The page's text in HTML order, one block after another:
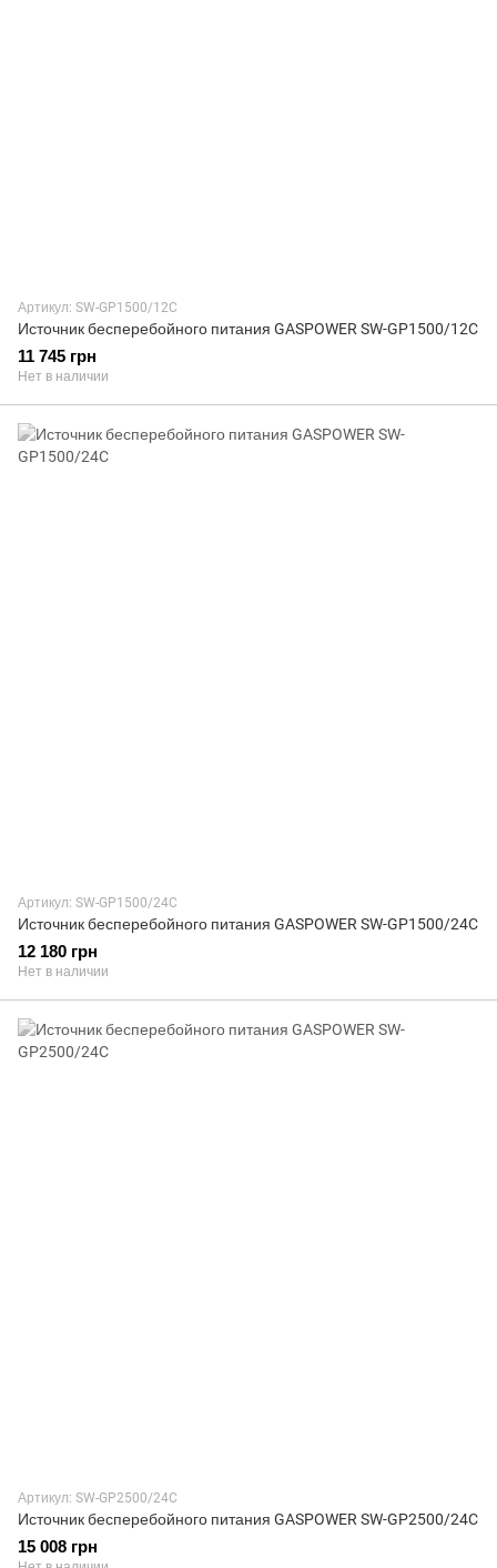
Артикул: SW-GP1500/12C
Источник бесперебойного питания GASPOWER SW-GP1500/12C
11 745 грн
Нет в наличии
Артикул: SW-GP1500/24C
Источник бесперебойного питания GASPOWER SW-GP1500/24C
12 180 грн
Нет в наличии
Артикул: SW-GP2500/24C
Источник бесперебойного питания GASPOWER SW-GP2500/24C
15 008 грн